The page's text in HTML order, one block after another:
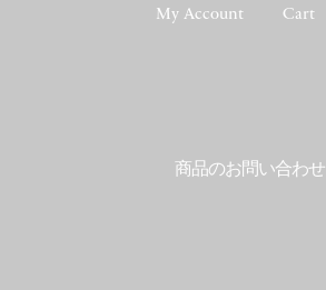
My Account Cart
商品のお問い合わせ